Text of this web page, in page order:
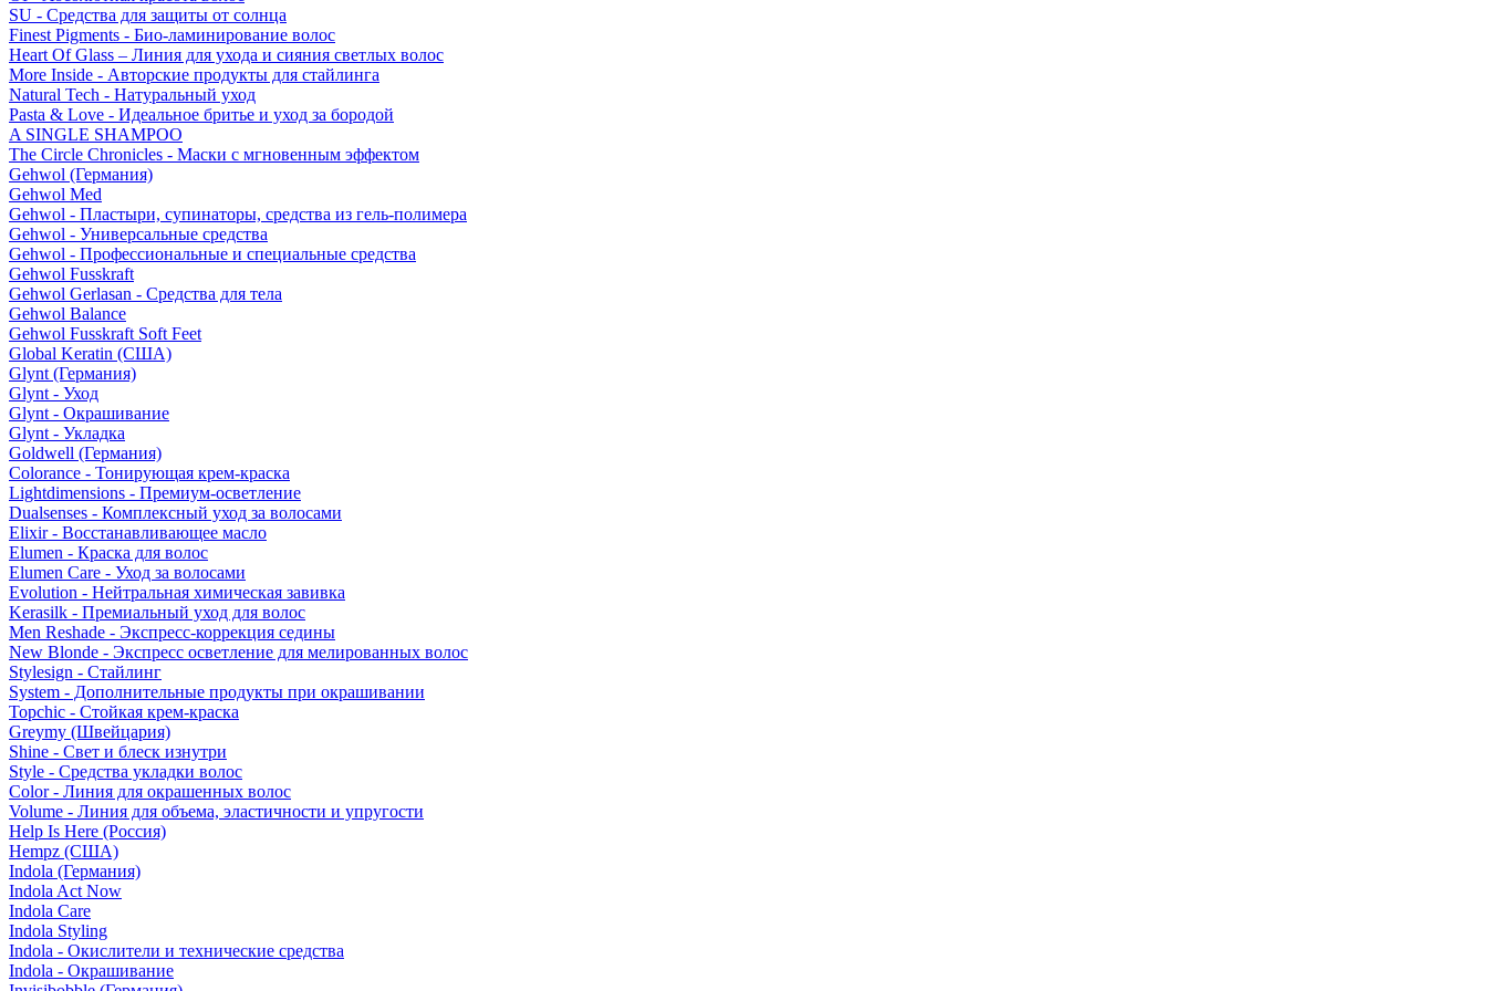
SU - Средства для защиты от солнца
Finest Pigments - Био-ламинирование волос
Heart Of Glass – Линия для ухода и сияния светлых волос
More Inside - Авторские продукты для стайлинга
Natural Tech - Натуральный уход
Pasta & Love - Идеальное бритье и уход за бородой
A SINGLE SHAMPOO
The Circle Chronicles - Маски с мгновенным эффектом
Gehwol (Германия)
Gehwol Med
Gehwol - Пластыри, супинаторы, средства из гель-полимера
Gehwol - Универсальные средства
Gehwol - Профессиональные и специальные средства
Gehwol Fusskraft
Gehwol Gerlasan - Средства для тела
Gehwol Balance
Gehwol Fusskraft Soft Feet
Global Keratin (США)
Glynt (Германия)
Glynt - Уход
Glynt - Окрашивание
Glynt - Укладка
Goldwell (Германия)
Colorance - Тонирующая крем-краска
Lightdimensions - Премиум-осветление
Dualsenses - Комплексный уход за волосами
Elixir - Восстанавливающее масло
Elumen - Краска для волос
Elumen Care - Уход за волосами
Evolution - Нейтральная химическая завивка
Kerasilk - Премиальный уход для волос
Men Reshade - Экспресс-коррекция седины
New Blonde - Экспресс осветление для мелированных волос
Stylesign - Стайлинг
System - Дополнительные продукты при окрашивании
Topchic - Стойкая крем-краска
Greymy (Швейцария)
Shine - Свет и блеск изнутри
Style - Средства укладки волос
Color - Линия для окрашенных волос
Volume - Линия для объема, эластичности и упругости
Help Is Here (Россия)
Hempz (США)
Indola (Германия)
Indola Act Now
Indola Care
Indola Styling
Indola - Окислители и технические средства
Indola - Окрашивание